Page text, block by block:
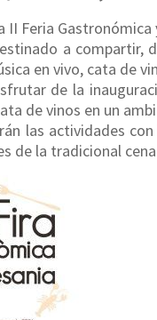
II Feria
a compartir,
en vivo, cata de
de la
de vinos en un
las actividades
de la tradicional